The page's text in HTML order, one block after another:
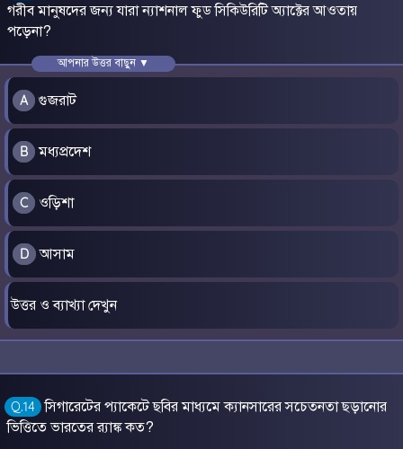
গরীব মানুষদের জন্য যারা ন্যাশনাল ফুড সিকিউরিটি অ্যাক্টের আওতায়
পড়েনা?
আপনার উত্তর বাছুন ▼
A গুজরাট
B মধ্যপ্রদেশ
C ওড়িশা
D আসাম
উত্তর ও ব্যাখ্যা দেখুন
Q.14 সিগারেটের প্যাকেটে ছবির মাধ্যমে ক্যানসারের সচেতনতা ছড়ানোর
ভিত্তিতে ভারতের র‍্যাঙ্ক কত?